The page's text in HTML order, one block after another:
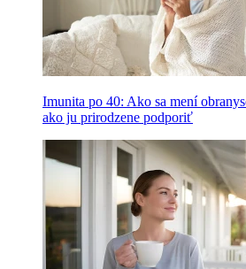
Imunita po 40: Ako sa mení
ako ju prirodzene podporiť